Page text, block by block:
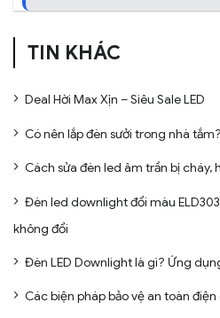
TIN KHÁC
Deal Hời Max Xịn – Siêu Sale LED
Có nên lắp đèn sưởi trong nhà tắm?
Cách sửa đèn led âm trần bị cháy,
Đèn led downlight đổi màu
không đổi
Đèn LED Downlight là gì? Ứng
Các biện pháp bảo vệ an toàn